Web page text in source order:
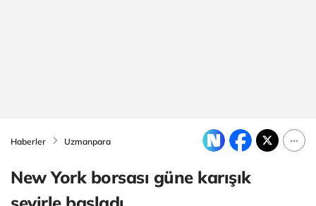
Haberler Uzmanpara
New York borsası güne karışık